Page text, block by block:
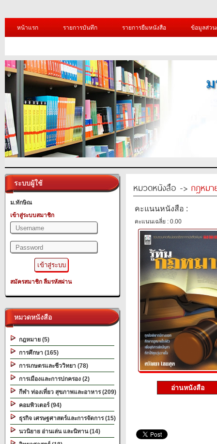
หน้าแรก รายการบันทึก รายการยืมหนังสือ ข้อมูลส่ว
ระบบผู้ใช้
ม.ทักษิณ
เข้าสู่ระบบสมาชิก
สมัครสมาชิก ลืมรหัสผ่าน
หมวดหนังสือ
กฎหมาย (5)
การศึกษา (165)
การเกษตรและชีววิทยา (78)
การเมืองและการปกครอง (2)
กีฬา ท่องเที่ยว สุขภาพและอาหาร (209)
คอมพิวเตอร์ (94)
ธุรกิจ เศรษฐศาสตร์และการจัดการ (15)
นวนิยาย อ่านเล่น และนิทาน (14)
หมวดหนังสือ -> กฎหมา
คะแนนหนังสือ :
คะแนนเฉลี่ย : 0.00
อ่านหนังสือ